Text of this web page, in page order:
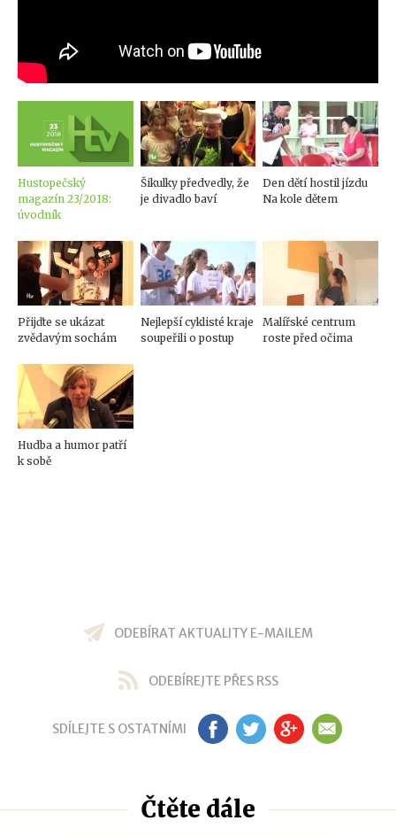
Hustopečský
magazín 23/2018:
úvodník
Šikulky předvedly, že
je divadlo baví
Den dětí hostil jízdu
Na kole dětem
Přijďte se ukázat
zvědavým sochám
Nejlepší cyklisté kraje
soupeřili o postup
Malířské centrum
roste před očima
Hudba a humor patří
k sobě
ODEBÍRAT AKTUALITY E-MAILEM
ODEBÍREJTE PŘES RSS
SDÍLEJTE S OSTATNÍMI FB TW GP EM
Čtěte dále